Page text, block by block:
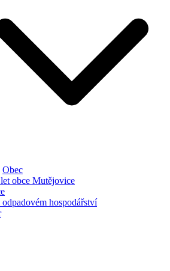
Obec
obce Mutějovice
hospodářství